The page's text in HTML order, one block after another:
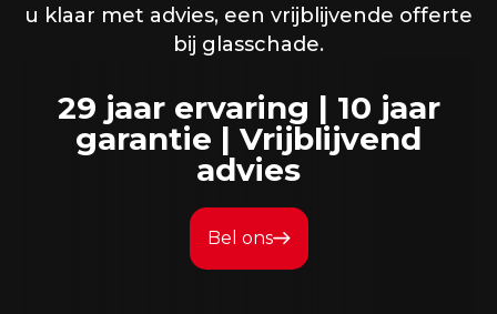
u klaar met advies, een vrijblijvende offerte
bij glasschade.
29 jaar ervaring | 10 jaar
garantie | Vrijblijvend
advies
Bel ons